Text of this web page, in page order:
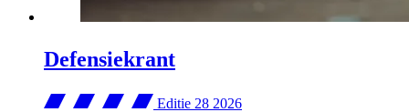
Defensiekrant
Editie 28 2026